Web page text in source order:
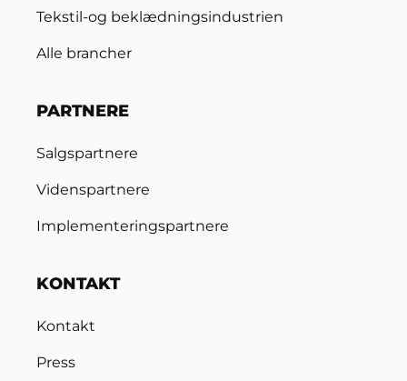
Tekstil-og beklædningsindustrien
Alle brancher
PARTNERE
Salgspartnere
Videnspartnere
Implementeringspartnere
KONTAKT
Kontakt
Press